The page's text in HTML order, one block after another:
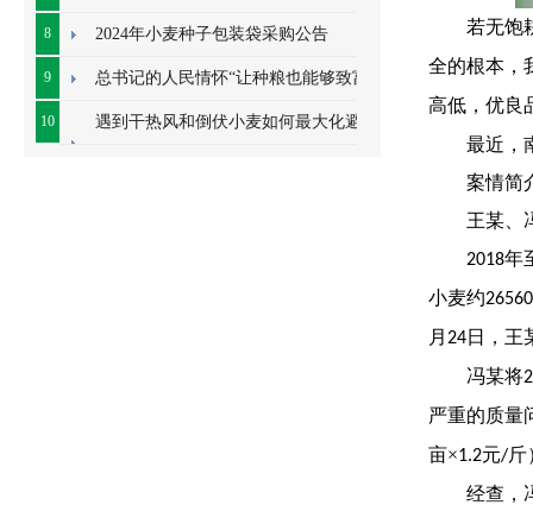
里甸社区党总支、公司党支部联合开展插秧助
农耕
8 2024年小麦种子包装袋采购公告
9 总书记的人民情怀“让种粮也能够致富”
10 遇到干热风和倒伏小麦如何最大化避免
若无饱
全的根本，
高低，优良
最近，
案情简
王某、
2018年
小麦约26560
月 24日，王
冯某将
严重的质量
亩×1.2元/斤
经查，